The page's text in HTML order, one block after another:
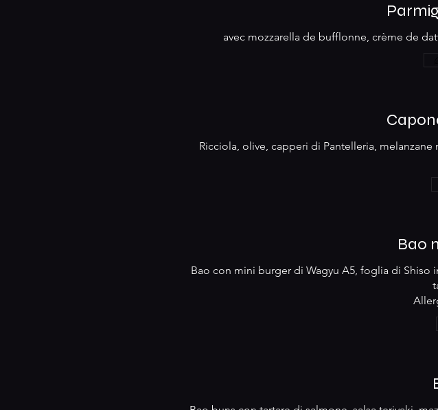
avec mozzarella de bufflonne, crème de
Ricciola, olive, capperi di Pantelleria,
Bao
Bao con mini burger di Wagyu A5, foglia di